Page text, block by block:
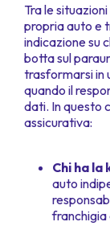
Tra le
propria auto e
indicazione su
botta sul
trasformarsi in
quando il
dati. In questo
assicurativa:
Chi ha la
auto
franchigia